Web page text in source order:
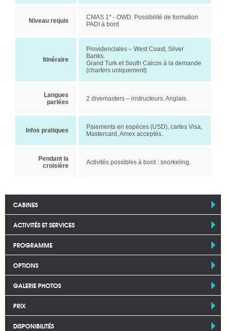
Niveau requis
CMAS 1* - OWD. Possibilité de formation
PADI à bord
Itinéraire
Providenciales – West Coast, Silver
Banks.
Grand Turk et South Caicos à la demande
(charters uniquement)
Langues
parlées
2 divemasters – instructeurs. Anglais.
Infos pratiques
Paiements en espèces (USD), cartes Visa,
Mastercard, Amex acceptés.
Pendant la
croisière
Activités possibles à bord : snorkeling.
CABINES
ACTIVITÉS ET SERVICES
PROGRAMME
OPTIONS
GALERIE PHOTOS
PRIX
DISPONIBILITÉS